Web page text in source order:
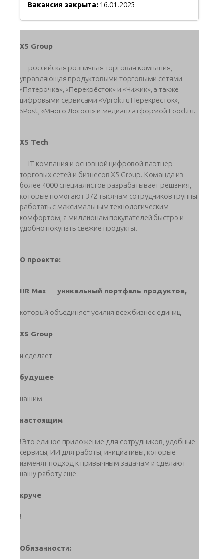
Вакансия закрыта: 16.01.2025
X5 Group
— российская розничная торговая компания,
управляющая продуктовыми торговыми сетями
«Пятёрочка», «Перекрёсток» и «Чижик», а также
цифровыми сервисами «Vprok.ru Перекрёсток»,
5Post, «Много Лосося» и медиаплатформой Food.ru.
X5 Tech
— IT-компания и основной цифровой партнер
торговых сетей и бизнесов X5 Group. Команда из
более 4000 специалистов разрабатывает решения,
которые помогают 372 тысячам сотрудников группы
работать с максимальным технологическим
комфортом, а миллионам покупателей быстро и
удобно покупать свежие продукты.
О проекте:
HR Max — уникальный портфель продуктов,
который объединяет усилия всех бизнес-единиц
X5 Group
и сделает
будущее
нашим
настоящим
! Это единое приложение для сотрудников, удобные
сервисы, ИИ для работы, инициативы, которые
изменят подход к привычным задачам и сделают
нашу работу еще
круче
!
Обязанности: